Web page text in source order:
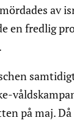
av
en fredlig
på maj. Då